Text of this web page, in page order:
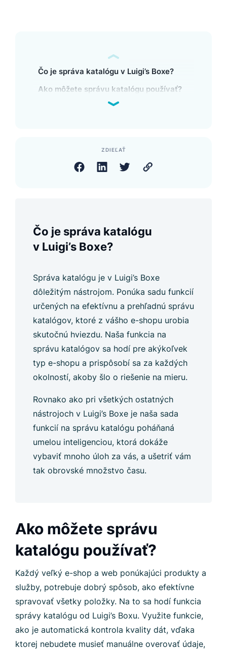
Čo je správa katalógu v Luigi’s Boxe?
Ako môžete správu katalógu používať?
ZDIEĽAŤ
Čo je správa katalógu
v Luigi’s Boxe?
Správa katalógu je v Luigi’s Boxe
dôležitým nástrojom. Ponúka sadu funkcií
určených na efektívnu a prehľadnú správu
katalógov, ktoré z vášho e-shopu urobia
skutočnú hviezdu. Naša funkcia na
správu katalógov sa hodí pre akýkoľvek
typ e-shopu a prispôsobí sa za každých
okolností, akoby šlo o riešenie na mieru.
Rovnako ako pri všetkých ostatných
nástrojoch v Luigi’s Boxe je naša sada
funkcií na správu katalógu poháňaná
umelou inteligenciou, ktorá dokáže
vybaviť mnoho úloh za vás, a ušetriť vám
tak obrovské množstvo času.
Ako môžete správu
katalógu používať?
Každý veľký e-shop a web ponúkajúci produkty a
služby, potrebuje dobrý spôsob, ako efektívne
spravovať všetky položky. Na to sa hodí funkcia
správy katalógu od Luigi’s Boxu. Využite funkcie,
ako je automatická kontrola kvality dát, vďaka
ktorej nebudete musieť manuálne overovať údaje,